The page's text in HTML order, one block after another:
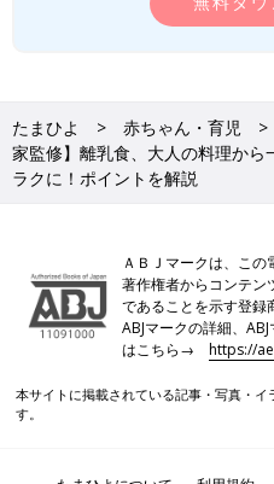
たまひよ 赤ちゃん・育児
家監修】離乳食、大人の料理か
ラクに！ポイントを解説
ＡＢＪマークは、この
著作権者からコンテン
であることを示す登録
ABJマークの詳細、
はこちら→https://
本サイトに掲載されている記事・写真・
す。